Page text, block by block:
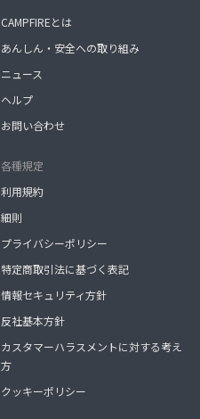
CAMPFIREとは
あんしん・安全への取り組み
ニュース
ヘルプ
お問い合わせ
各種規定
利用規約
細則
プライバシーポリシー
特定商取引法に基づく表記
情報セキュリティ方針
反社基本方針
カスタマーハラスメントに対する考え
方
クッキーポリシー